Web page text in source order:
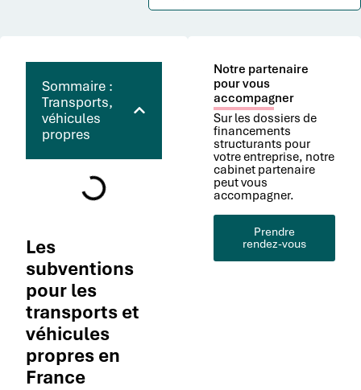
Sommaire :
Transports,
véhicules
propres
Les
subventions
pour les
transports et
véhicules
propres en
France
Notre partenaire
pour vous
accompagner
Sur les dossiers de
financements
structurants pour
votre entreprise, notre
cabinet partenaire
peut vous
accompagner.
Prendre
rendez-vous